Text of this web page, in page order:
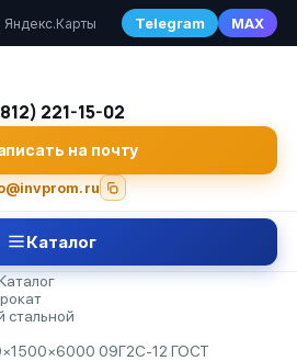
Яндекс.Карты Telegram MAX
221-15-02
на почту
Каталог
стальной
09Г2С-12 ГОСТ